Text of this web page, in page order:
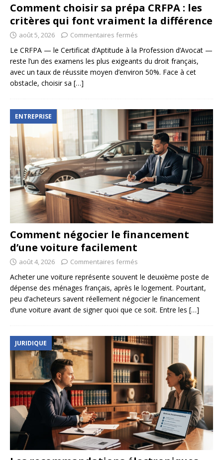
Comment choisir sa prépa CRFPA : les
critères qui font vraiment la différence
août 5, 2026 Commentaires fermés
Le CRFPA — le Certificat d’Aptitude à la Profession d’Avocat —
reste l’un des examens les plus exigeants du droit français,
avec un taux de réussite moyen d’environ 50%. Face à cet
obstacle, choisir sa […]
ENTREPRISE
Comment négocier le financement
d’une voiture facilement
août 4, 2026 Commentaires fermés
Acheter une voiture représente souvent le deuxième poste de
dépense des ménages français, après le logement. Pourtant,
peu d’acheteurs savent réellement négocier le financement
d’une voiture avant de signer quoi que ce soit. Entre les […]
JURIDIQUE